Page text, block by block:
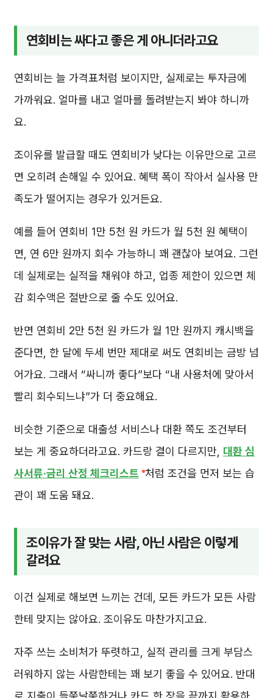
연회비는 싸다고 좋은 게 아니더라고요
연회비는 늘 가격표처럼 보이지만, 실제로는 투자금에
가까워요. 얼마를 내고 얼마를 돌려받는지 봐야 하니까
요.
조이유를 발급할 때도 연회비가 낮다는 이유만으로 고르
면 오히려 손해일 수 있어요. 혜택 폭이 작아서 실사용 만
족도가 떨어지는 경우가 있거든요.
예를 들어 연회비 1만 5천 원 카드가 월 5천 원 혜택이
면, 연 6만 원까지 회수 가능하니 꽤 괜찮아 보여요. 그런
데 실제로는 실적을 채워야 하고, 업종 제한이 있으면 체
감 회수액은 절반으로 줄 수도 있어요.
반면 연회비 2만 5천 원 카드가 월 1만 원까지 캐시백을
준다면, 한 달에 두세 번만 제대로 써도 연회비는 금방 넘
어가요. 그래서 “싸니까 좋다”보다 “내 사용처에 맞아서
빨리 회수되느냐”가 더 중요해요.
비슷한 기준으로 대출성 서비스나 대환 쪽도 조건부터
보는 게 중요하더라고요. 카드랑 결이 다르지만, 대환 심
사서류·금리 산정 체크리스트 처럼 조건을 먼저 보는 습
관이 꽤 도움 돼요.
조이유가 잘 맞는 사람, 아닌 사람은 이렇게
갈려요
이건 실제로 해보면 느끼는 건데, 모든 카드가 모든 사람
한테 맞지는 않아요. 조이유도 마찬가지고요.
자주 쓰는 소비처가 뚜렷하고, 실적 관리를 크게 부담스
러워하지 않는 사람한테는 꽤 보기 좋을 수 있어요. 반대